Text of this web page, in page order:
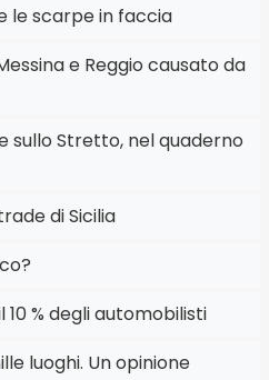
le scarpe in faccia
e Reggio causato da
sullo Stretto, nel quaderno
di Sicilia
% degli automobilisti
luoghi. Un opinione